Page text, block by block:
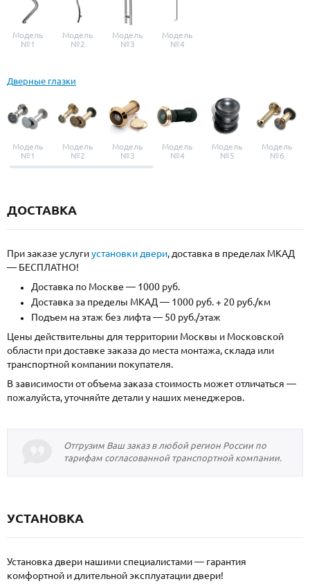
Модель
№1
Модель
№2
Модель
№3
Модель
№4
Дверные глазки
Модель
№1
Модель
№2
Модель
№3
Модель
№4
Модель
№5
Модель
№6
ДОСТАВКА
При заказе услугиустановки двери, доставка в пределах МКАД
— БЕСПЛАТНО!
Доставка по Москве — 1000 руб.
Доставка за пределы МКАД — 1000 руб. + 20 руб./км
Подъем на этаж без лифта — 50 руб./этаж
Цены действительны для территории Москвы и Московской
области при доставке заказа до места монтажа, склада или
транспортной компании покупателя.
В зависимости от объема заказа стоимость может отличаться —
пожалуйста, уточняйте детали у наших менеджеров.
Отгрузим Ваш заказ в любой регион России по
тарифам согласованной транспортной компании.
УСТАНОВКА
Установка двери нашими специалистами — гарантия
комфортной и длительной эксплуатации двери!